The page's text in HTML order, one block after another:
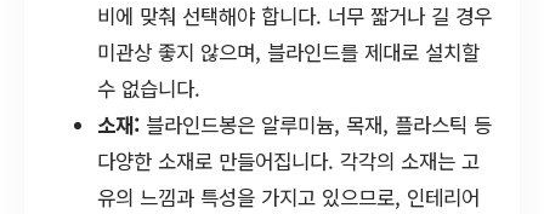
비에 맞춰 선택해야 합니다. 너무 짧거나 길 경우
미관상 좋지 않으며, 블라인드를 제대로 설치할
수 없습니다.
소재: 블라인드봉은 알루미늄, 목재, 플라스틱 등
다양한 소재로 만들어집니다. 각각의 소재는 고
유의 느낌과 특성을 가지고 있으므로, 인테리어